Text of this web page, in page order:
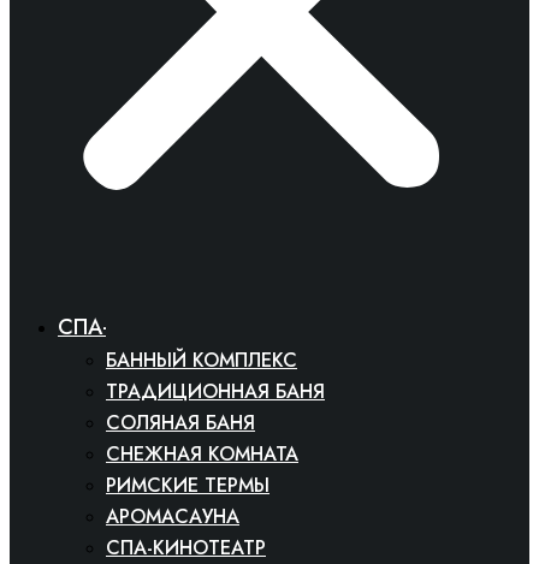
СПА-БАНИ
БАННЫЙ КОМПЛЕКС
ТРАДИЦИОННАЯ БАНЯ
СОЛЯНАЯ БАНЯ
СНЕЖНАЯ КОМНАТА
РИМСКИЕ ТЕРМЫ
АРОМАСАУНА
СПА-КИНОТЕАТР